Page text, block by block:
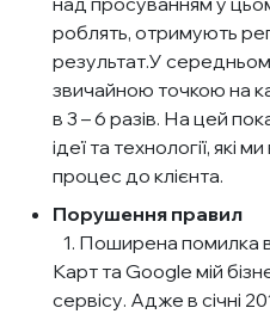
роблять, отримують
результат.У
звичайною точкою на
в 3 – 6 разів. На цей
ідеї та технології, які
процес до клієнта.
Порушення правил
1. Поширена помилка в
Карт та Google мій
сервісу. Адже в січні